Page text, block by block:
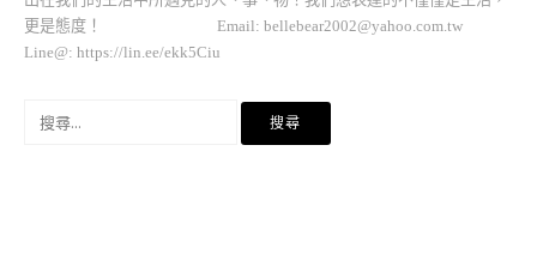
更是態度！ Email: bellebear2002@yahoo.com.tw
Line@: https://lin.ee/ekk5Ciu